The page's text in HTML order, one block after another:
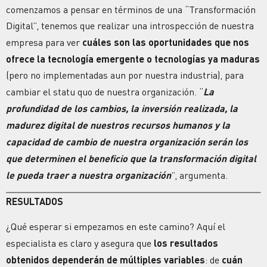
comenzamos a pensar en términos de una “Transformación
Digital”, tenemos que realizar una introspección de nuestra
empresa para ver cuáles son las oportunidades que nos
ofrece la tecnología emergente o tecnologías ya maduras
(pero no implementadas aun por nuestra industria), para
cambiar el statu quo de nuestra organización. “La
profundidad de los cambios, la inversión realizada, la
madurez digital de nuestros recursos humanos y la
capacidad de cambio de nuestra organización serán los
que determinen el beneficio que la transformación digital
le pueda traer a nuestra organización”, argumenta.
RESULTADOS
¿Qué esperar si empezamos en este camino? Aquí el
especialista es claro y asegura que los resultados
obtenidos dependerán de múltiples variables: de cuán